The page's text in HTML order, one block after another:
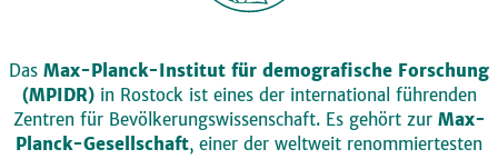
Das Max-Planck-Institut für demografische Forschung
(MPIDR)in Rostock ist eines der international führenden
Zentren für Bevölkerungswissenschaft. Es gehört zur Max-
Planck-Gesellschaft, einer der weltweit renommiertesten